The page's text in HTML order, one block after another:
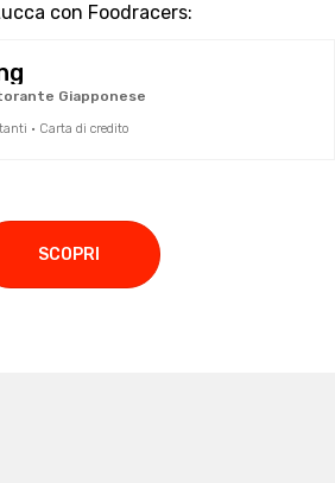
con Foodracers:
Giapponese
· Carta di credito
SCOPRI